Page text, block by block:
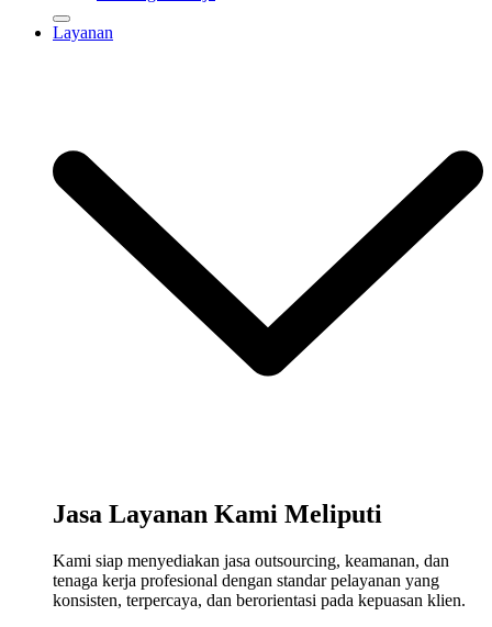
Layanan
Jasa Layanan Kami Meliputi
Kami siap menyediakan jasa outsourcing, keamanan, dan
tenaga kerja profesional dengan standar pelayanan yang
konsisten, terpercaya, dan berorientasi pada kepuasan klien.